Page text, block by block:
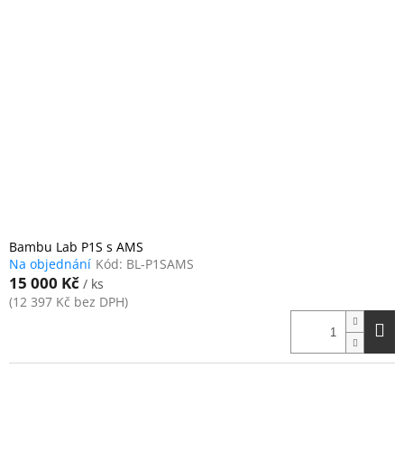
Bambu Lab P1S s AMS
Na objednání Kód: BL-P1SAMS
15 000 Kč / ks
(12 397 Kč bez DPH)